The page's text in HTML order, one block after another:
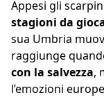
Appesi gli
stagioni da
sua Umbria
raggiunge
con la salvezza,
l’emozioni